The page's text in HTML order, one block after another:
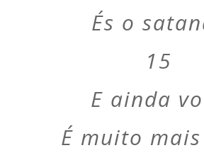
És o
15
E ainda
É muito